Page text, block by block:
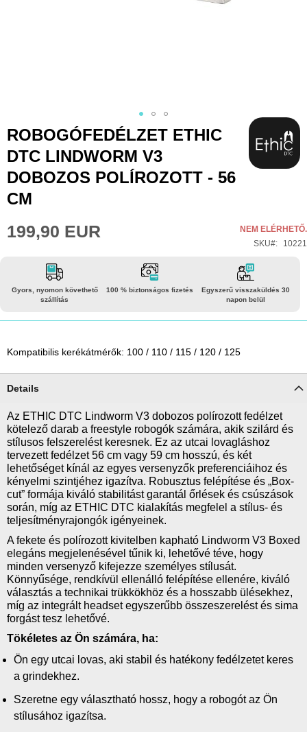
Ugrás
képgaléria
elejére
ROBOGÓFEDÉLZET ETHIC
DTC LINDWORM V3
DOBOZOS POLÍROZOTT - 56
CM
199,90 EUR
NEM ELÉRHETŐ.
SKU
10221
Gyors, nyomon követhető
szállítás
100 % biztonságos fizetés
Egyszerű visszaküldés 30
napon belül
Kompatibilis kerékátmérők: 100 / 110 / 115 / 120 / 125
Details
Az ETHIC DTC Lindworm V3 dobozos polírozott fedélzet
kötelező darab a freestyle robogók számára, akik szilárd és
stílusos felszerelést keresnek. Ez az utcai lovagláshoz
tervezett fedélzet 56 cm vagy 59 cm hosszú, és két
lehetőséget kínál az egyes versenyzők preferenciáihoz és
kényelmi szintjéhez igazítva. Robusztus felépítése és „Box-
cut” formája kiváló stabilitást garantál őrlések és csúszások
során, míg az ETHIC DTC kialakítás megfelel a stílus- és
teljesítményrajongók igényeinek.
A fekete és polírozott kivitelben kapható Lindworm V3 Boxed
elegáns megjelenésével tűnik ki, lehetővé téve, hogy
minden versenyző kifejezze személyes stílusát.
Könnyűsége, rendkívül ellenálló felépítése ellenére, kiváló
választás a technikai trükkökhöz és a hosszabb ülésekhez,
míg az integrált headset egyszerűbb összeszerelést és sima
forgást tesz lehetővé.
Tökéletes az Ön számára, ha:
Ön egy utcai lovas, aki stabil és hatékony fedélzetet keres
a grindekhez.
Szeretne egy választható hossz, hogy a robogót az Ön
stílusához igazítsa.